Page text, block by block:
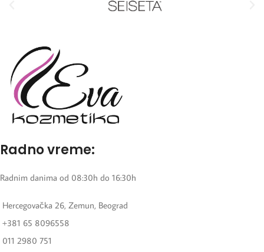
Radno vreme:
Radnim danima od 08:30h do 16:30h
Hercegovačka 26, Zemun, Beograd
+381 65 8096558
011 2980 751